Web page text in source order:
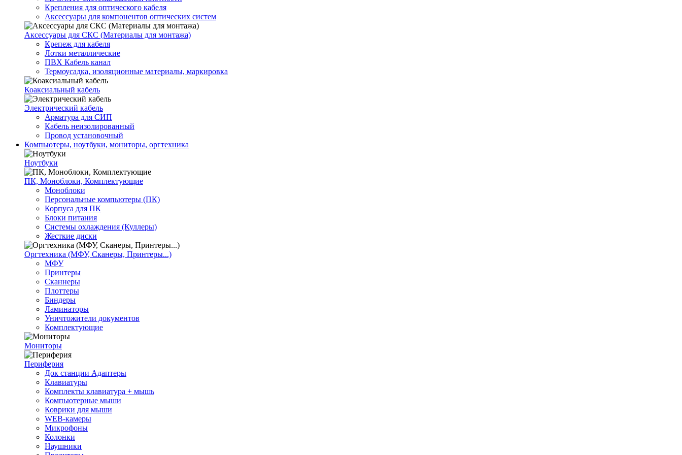
Крепления для оптического кабеля
Аксессуары для компонентов оптических систем
Аксессуары для СКС (Материалы для монтажа)
Крепеж для кабеля
Лотки металлические
ПВХ Кабель канал
Термоусадка, изоляционные материалы, маркировка
Коаксиальный кабель
Электрический кабель
Арматура для СИП
Кабель неизолированный
Провод установочный
Компьютеры, ноутбуки, мониторы, оргтехника
Ноутбуки
ПК, Моноблоки, Комплектующие
Моноблоки
Персональные компьютеры (ПК)
Корпуса для ПК
Блоки питания
Системы охлаждения (Куллеры)
Жесткие диски
Оргтехника (МФУ, Сканеры, Принтеры...)
МФУ
Принтеры
Сканнеры
Плоттеры
Биндеры
Ламинаторы
Уничтожители документов
Комплектующие
Мониторы
Периферия
Док станции Адаптеры
Клавиатуры
Комплекты клавиатура + мышь
Компьютерные мыши
Коврики для мыши
WEB-камеры
Микрофоны
Колонки
Наушники